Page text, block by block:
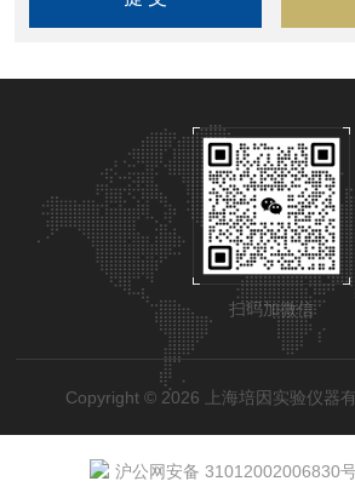
扫码加微信
Copyright © 2026 上海培因实验仪器
沪公网安备 31012002006830